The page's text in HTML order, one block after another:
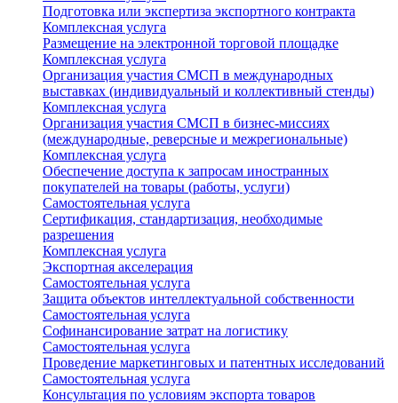
Подготовка или экспертиза экспортного контракта
Комплексная услуга
Размещение на электронной торговой площадке
Комплексная услуга
Организация участия СМСП в международных
выставках (индивидуальный и коллективный стенды)
Комплексная услуга
Организация участия СМСП в бизнес-миссиях
(международные, реверсные и межрегиональные)
Комплексная услуга
Обеспечение доступа к запросам иностранных
покупателей на товары (работы, услуги)
Самостоятельная услуга
Сертификация, стандартизация, необходимые
разрешения
Комплексная услуга
Экспортная акселерация
Самостоятельная услуга
Защита объектов интеллектуальной собственности
Самостоятельная услуга
Софинансирование затрат на логистику
Самостоятельная услуга
Проведение маркетинговых и патентных исследований
Самостоятельная услуга
Консультация по условиям экспорта товаров